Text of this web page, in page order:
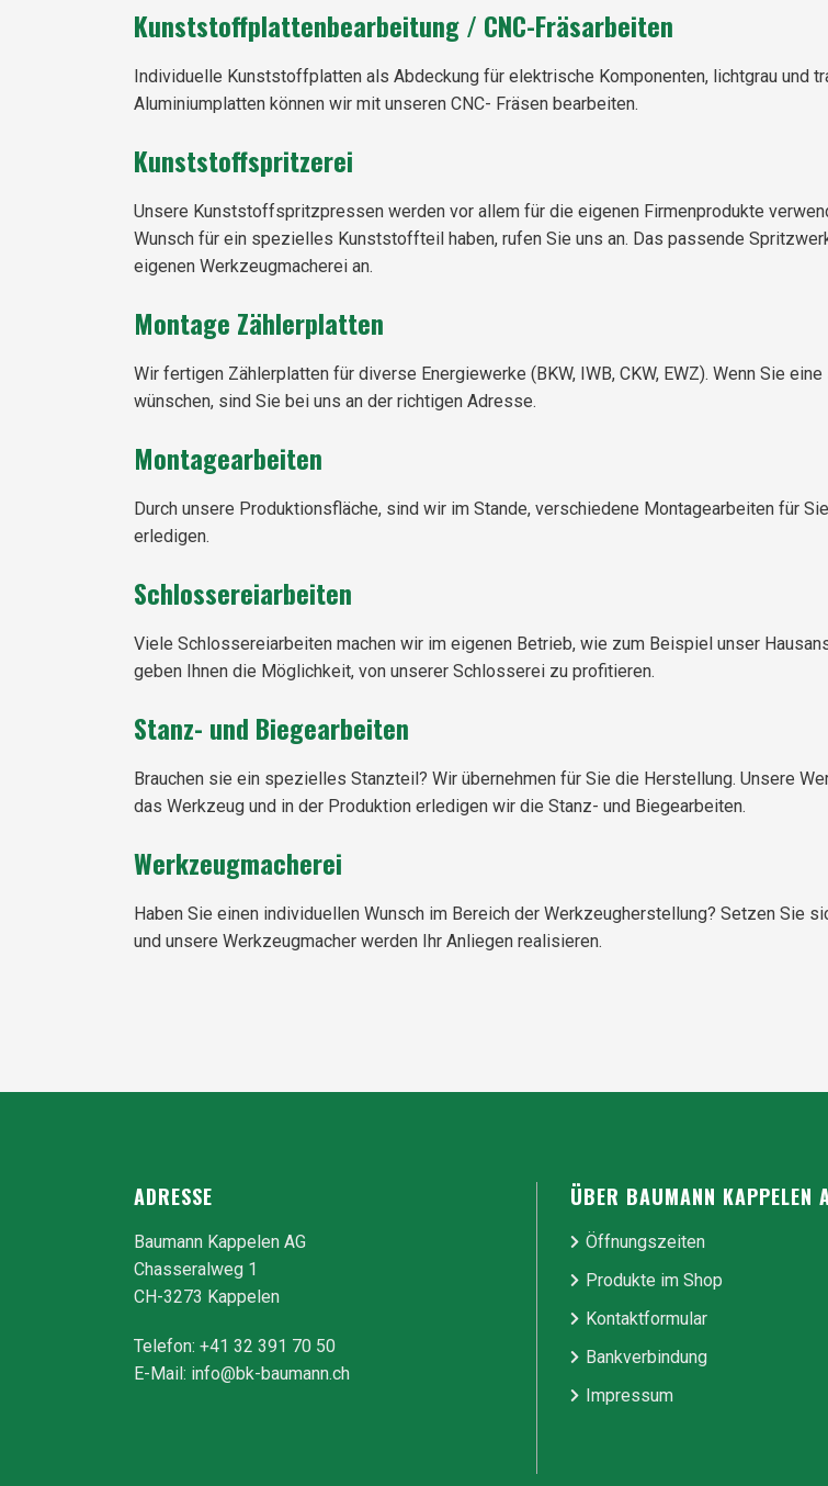
Kunststoffplattenbearbeitung / CNC-Fräsarbeiten
Individuelle Kunststoffplatten als Abdeckung für elektrische Komponenten, lichtgrau und
Aluminiumplatten können wir mit unseren CNC- Fräsen bearbeiten.
Kunststoffspritzerei
Unsere Kunststoffspritzpressen werden vor allem für die eigenen Firmenprodukte
Wunsch für ein spezielles Kunststoffteil haben, rufen Sie uns an. Das passende
eigenen Werkzeugmacherei an.
Montage Zählerplatten
Wir fertigen Zählerplatten für diverse Energiewerke (BKW, IWB, CKW, EWZ). Wenn Sie
wünschen, sind Sie bei uns an der richtigen Adresse.
Montagearbeiten
Durch unsere Produktionsfläche, sind wir im Stande, verschiedene Montagearbeiten für
erledigen.
Schlossereiarbeiten
Viele Schlossereiarbeiten machen wir im eigenen Betrieb, wie zum Beispiel unser
geben Ihnen die Möglichkeit, von unserer Schlosserei zu profitieren.
Stanz- und Biegearbeiten
Brauchen sie ein spezielles Stanzteil? Wir übernehmen für Sie die Herstellung. Unsere
das Werkzeug und in der Produktion erledigen wir die Stanz- und Biegearbeiten.
Werkzeugmacherei
Haben Sie einen individuellen Wunsch im Bereich der Werkzeugherstellung? Setzen Sie
und unsere Werkzeugmacher werden Ihr Anliegen realisieren.
ADRESSE
Baumann Kappelen AG
Chasseralweg 1
CH-3273 Kappelen
Telefon: +41 32 391 70 50
E-Mail: info@bk-baumann.ch
ÜBER BAUMANN KAPPELEN
Öffnungszeiten
Produkte im Shop
Kontaktformular
Bankverbindung
Impressum